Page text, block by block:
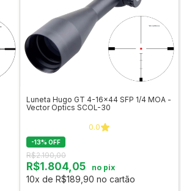
Luneta Hugo GT 4-16x44 SFP 1/4 MOA -
Vector Optics SCOL-30
0.0
-13% OFF
R$2.190,00
R$1.804,05 no pix
10x de R$189,90 no cartão